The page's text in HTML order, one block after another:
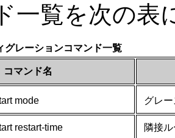
一覧を次の表
レーションコマンド一覧
コマンド名
mode グレ
restart-time
隣接